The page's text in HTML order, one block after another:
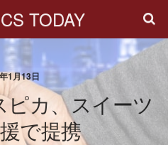
TODAY
1月13日
カ、スイーツ
で提携